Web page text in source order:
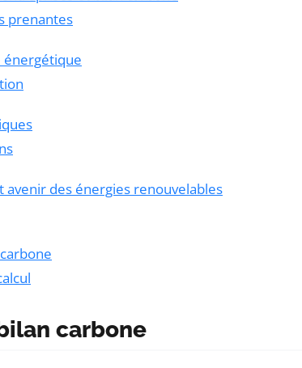
prenantes
énergétique
avenir des énergies renouvelables
carbone